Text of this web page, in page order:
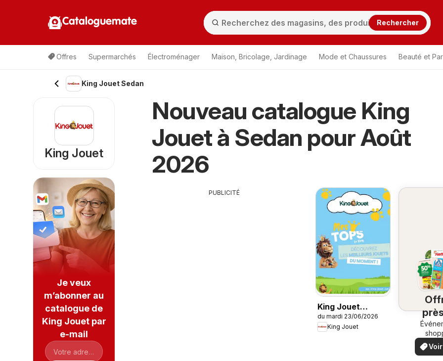
Cataloguemate Rechercher
Offres Supermarchés Électroménager Maison, Bricolage, Jardinage Mode et Chaussures Beauté et
King Jouet Sedan
Nouveau catalogue King
Jouet à Sedan pour Août
2026
PUBLICITÉ
King Jouet
catalogue
du mardi 23/06/2026
King Jouet
chez
King Jouet
Je veux
m’abonner au
catalogue de
King Jouet par
e-mail